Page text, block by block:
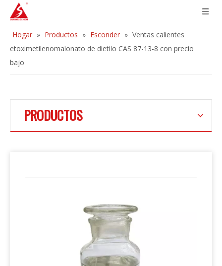
Hogar » Productos » Esconder » Ventas calientes
etoximetilenomalonato de dietilo CAS 87-13-8 con precio
bajo
PRODUCTOS